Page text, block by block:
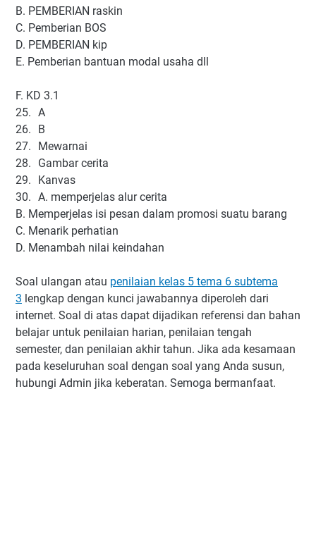
B. PEMBERIAN raskin
C. Pemberian BOS
D. PEMBERIAN kip
E. Pemberian bantuan modal usaha dll
F. KD 3.1
25. A
26.
B
27.
Mewarnai
28.
Gambar cerita
29.
Kanvas
30. A. memperjelas alur cerita
B. Memperjelas isi pesan dalam promosi suatu barang
C. Menarik perhatian
D. Menambah nilai keindahan
Soal ulangan atau penilaian kelas 5 tema 6 subtema
3 lengkap dengan kunci jawabannya diperoleh dari
internet. Soal di atas dapat dijadikan referensi dan bahan
belajar untuk penilaian harian, penilaian tengah
semester, dan penilaian akhir tahun. Jika ada kesamaan
pada keseluruhan soal dengan soal yang Anda susun,
hubungi Admin jika keberatan. Semoga bermanfaat.